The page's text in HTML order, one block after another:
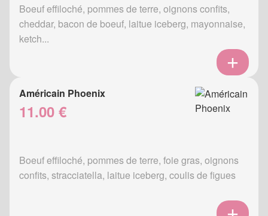
Boeuf effiloché, pommes de terre, oignons confits,
cheddar, bacon de boeuf, laitue iceberg, mayonnaise,
ketch...
Américain Phoenix
11.00 €
Boeuf effiloché, pommes de terre, foie gras, oignons
confits, stracciatella, laitue iceberg, coulis de figues